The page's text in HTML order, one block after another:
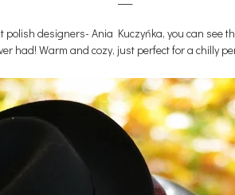
designers- Ania Kuczyńka, you can see
had! Warm and cozy, just perfect for a chilly